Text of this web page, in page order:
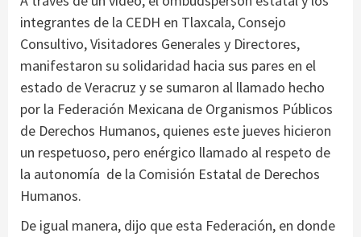
integrantes de la CEDH en Tlaxcala, Consejo
Consultivo, Visitadores Generales y Directores,
manifestaron su solidaridad hacia sus pares en el
estado de Veracruz y se sumaron al llamado hecho
por la Federación Mexicana de Organismos Públicos
de Derechos Humanos, quienes este jueves hicieron
un respetuoso, pero enérgico llamado al respeto de
la autonomía de la Comisión Estatal de Derechos
Humanos.
De igual manera, dijo que esta Federación, en donde